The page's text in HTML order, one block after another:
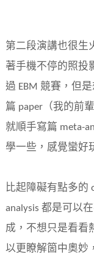
第二段演講也很生
著手機不停的照投
過 EBM 競賽，但
篇 paper（我的前
就順手寫篇 meta-
學一些，感覺蠻好
比起障礙有點多的
analysis 都是可以
成，不想只是看看
以更瞭解箇中奧妙